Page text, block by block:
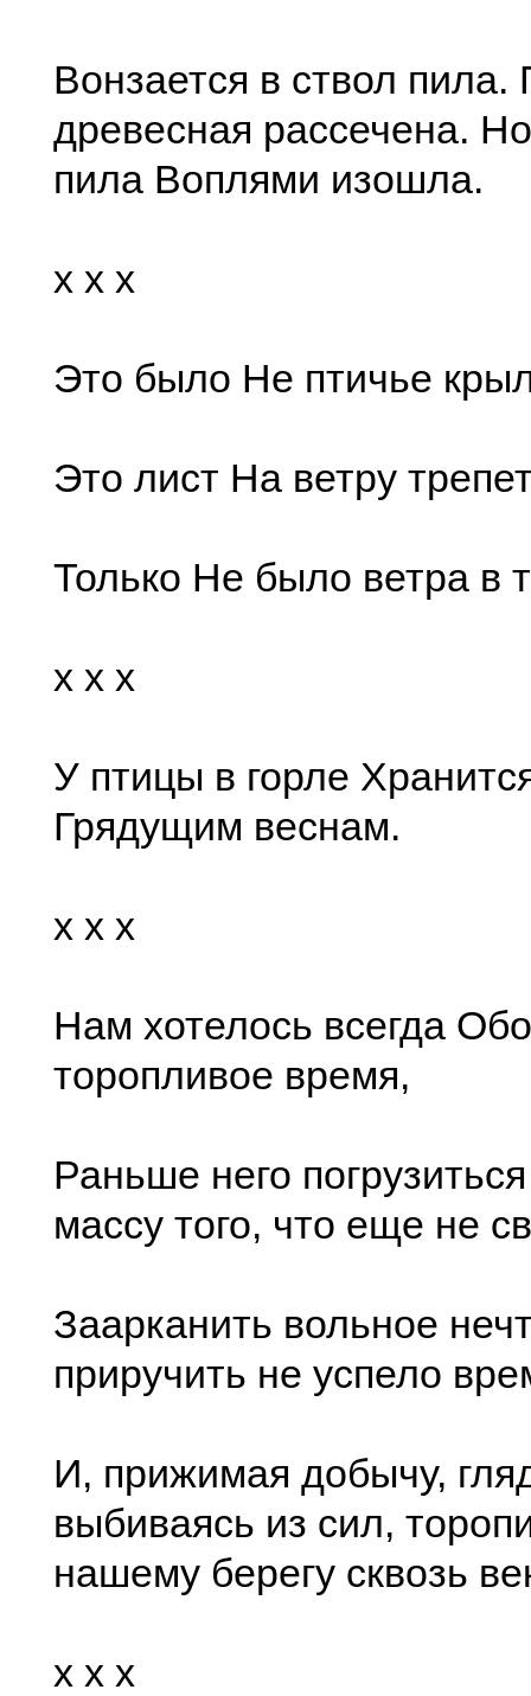
Вонзается в ствол пила.
древесная рассечена.
пила Воплями изошла.
x x x
Это было Не птичье
Это лист На ветру
Только Не было ветра в
x x x
У птицы в горле
Грядущим веснам.
x x x
Нам хотелось всегда
торопливое время,
Раньше него
массу того, что еще не
Заарканить вольное
приручить не успело
И, прижимая добычу,
выбиваясь из сил,
нашему берегу сквозь
x x x